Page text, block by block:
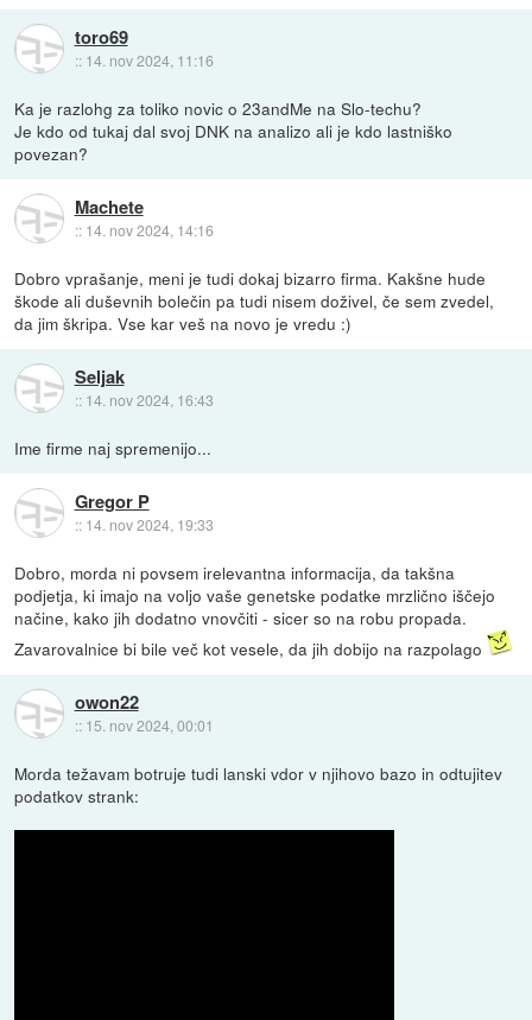
toro69
:: 14. nov 2024, 11:16
Ka je razlohg za toliko novic o 23andMe na Slo-techu?
Je kdo od tukaj dal svoj DNK na analizo ali je kdo lastniško
povezan?
Machete
:: 14. nov 2024, 14:16
Dobro vprašanje, meni je tudi dokaj bizarro firma. Kakšne hude
škode ali duševnih bolečin pa tudi nisem doživel, če sem zvedel,
da jim škripa. Vse kar veš na novo je vredu :)
Seljak
:: 14. nov 2024, 16:43
Ime firme naj spremenijo...
Gregor P
:: 14. nov 2024, 19:33
Dobro, morda ni povsem irelevantna informacija, da takšna
podjetja, ki imajo na voljo vaše genetske podatke mrzlično iščejo
načine, kako jih dodatno vnovčiti - sicer so na robu propada.
Zavarovalnice bi bile več kot vesele, da jih dobijo na razpolago
owon22
:: 15. nov 2024, 00:01
Morda težavam botruje tudi lanski vdor v njihovo bazo in odtujitev
podatkov strank: